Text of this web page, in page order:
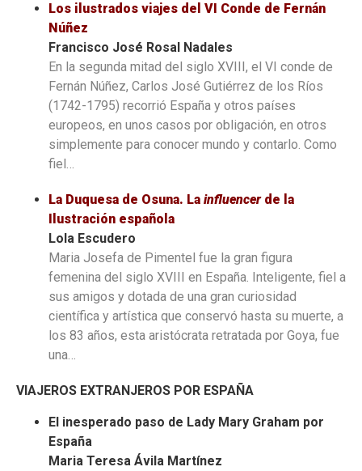
Los ilustrados viajes del VI Conde de Fernán
Núñez
Francisco José Rosal Nadales
En la segunda mitad del siglo XVIII, el VI conde de
Fernán Núñez, Carlos José Gutiérrez de los Ríos
(1742-1795) recorrió España y otros países
europeos, en unos casos por obligación, en otros
simplemente para conocer mundo y contarlo. Como
fiel…
La Duquesa de Osuna. La influencer de la
Ilustración española
Lola Escudero
Maria Josefa de Pimentel fue la gran figura
femenina del siglo XVIII en España. Inteligente, fiel a
sus amigos y dotada de una gran curiosidad
científica y artística que conservó hasta su muerte, a
los 83 años, esta aristócrata retratada por Goya, fue
una…
VIAJEROS EXTRANJEROS POR ESPAÑA
El inesperado paso de Lady Mary Graham por
España
Maria Teresa Ávila Martínez